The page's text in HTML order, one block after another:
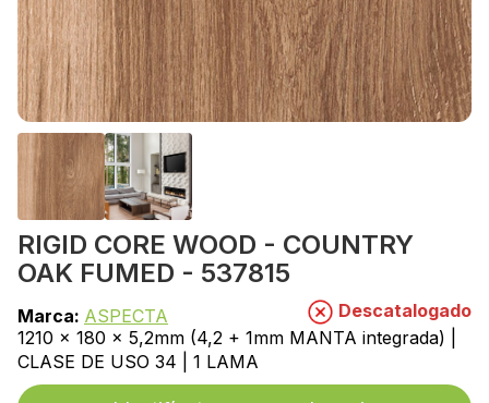
RIGID CORE WOOD - COUNTRY
OAK FUMED - 537815
Marca: ASPECTA
Descatalogado
1210 x 180 x 5,2mm (4,2 + 1mm MANTA integrada) |
CLASE DE USO 34 | 1 LAMA